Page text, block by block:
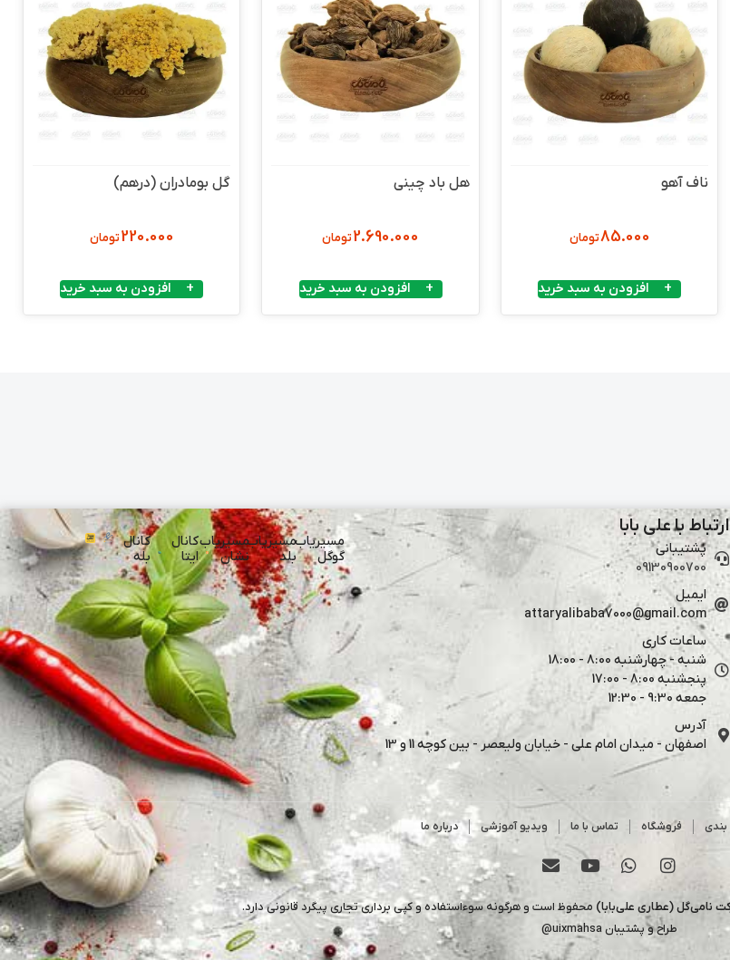
ناف آهو
85.000تومان
افزودن به سبد خرید
هل باد چینی
2.690.000تومان
افزودن به سبد خرید
گل بومادران (درهم)
220.000تومان
افزودن به سبد خرید
ارتباط با علی بابا
پشتیبانی
09130900700
ایمیل
attaryalibaba7000@gmail.com
ساعات کاری
شنبه - چهارشنبه 8:00 - 18:00
پنجشنبه 8:00 - 17:00
جمعه 9:30 - 12:30
آدرس
اصفهان - میدان امام علی - خیابان ولیعصر - بین کوچه 11 و 13
مسیریاب
گوگل
مسیریاب
بلد
مسیریاب
نشان
کانال
ایتا
کانال
بله
فروشگاه تماس با ما ویدیو آموزشی درباره ما
نامی‌گل (عطاری علی‌بابا) محفوظ است و هرگونه سوءاستفاده و کپی برداری تجاری پیگرد قانونی دارد.
طراح و پشتیبانuixmahsa@